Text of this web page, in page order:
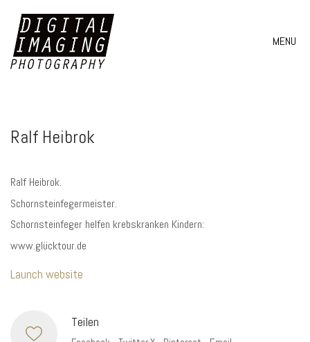
MENU
Ralf Heibrok
Ralf Heibrok.
Schornsteinfegermeister.
Schornsteinfeger helfen krebskranken Kindern:
www.glücktour.de
Launch website
Teilen